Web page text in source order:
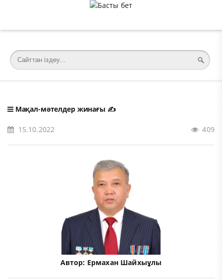
Мақал-мәтелдер жинағы ✍️
15.10.2022 409
Автор: Ермахан Шайхыұлы